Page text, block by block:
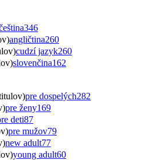
346
angličtina260
cudzí jazyk260
slovenčina162
pre dospelých282
pre ženy169
deti87
pre mužov79
new adult77
young adult60